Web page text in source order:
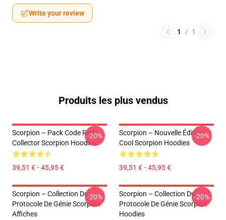
Write your review
1 / 1
Produits les plus vendus
Scorpion – Pack Code Red
Collector Scorpion Hoodies
39,51 € - 45,95 €
-20%
Scorpion – Nouvelle Édition
Cool Scorpion Hoodies
39,51 € - 45,95 €
-20%
Scorpion – Collection Du
Protocole De Génie Scorpion
Affiches
-20%
Scorpion – Collection Du
Protocole De Génie Scorpion
Hoodies
-20%